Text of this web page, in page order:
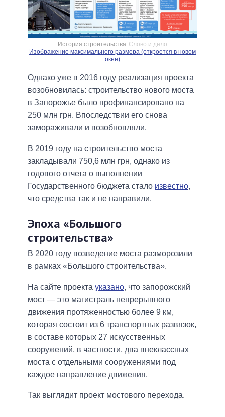
История строительства Слово и дело
Изображение максимального размера (откроется в новом
окне)
Однако уже в 2016 году реализация проекта
возобновилась: строительство нового моста
в Запорожье было профинансировано на
250 млн грн. Впоследствии его снова
замораживали и возобновляли.
В 2019 году на строительство моста
закладывали 750,6 млн грн, однако из
годового отчета о выполнении
Государственного бюджета стало известно,
что средства так и не направили.
Эпоха «Большого
строительства»
В 2020 году возведение моста разморозили
в рамках «Большого строительства».
На сайте проекта указано, что запорожский
мост — это магистраль непрерывного
движения протяженностью более 9 км,
которая состоит из 6 транспортных развязок,
в составе которых 27 искусственных
сооружений, в частности, два внеклассных
моста с отдельными сооружениями под
каждое направление движения.
Так выглядит проект мостового перехода.